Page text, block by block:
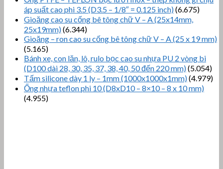
áp suất cao phi 3.5 (D3.5 – 1/8″ = 0.125 inch)(6.675)
Gioăng cao su cống bê tông chữ V – A (25x14mm,
25x19mm)(6.344)
Gioăng – ron cao su cống bê tông chữ V – A (25 x 19 mm)
(5.165)
Bánh xe, con lăn, lô, rulo bọc cao su nhựa PU 2 vòng bi
(D100 dài 28, 30, 35, 37, 38, 40, 50 đến 220 mm)(5.054)
Tấm silicone dày 1 ly – 1mm (1000x1000x1mm)(4.979)
Ống nhựa teflon phi 10 (D8xD10 – 8×10 – 8 x 10 mm)
(4.955)